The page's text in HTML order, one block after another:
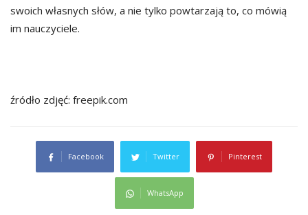
swoich własnych słów, a nie tylko powtarzają to, co mówią
im nauczyciele.
źródło zdjęć: freepik.com
Facebook Twitter Pinterest
WhatsApp